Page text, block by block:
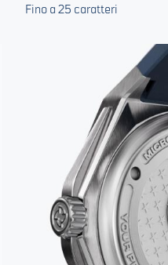
Fino a 25 caratteri